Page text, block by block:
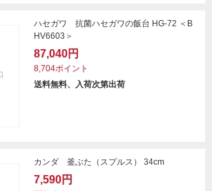
ハセガワ 抗菌ハセガワの飯台 HG-72 ＜B
HV6603＞
87,040円
8,704ポイント
送料無料、入荷次第出荷
カンダ 釜ぶた（スプルス） 34cm
7,590円